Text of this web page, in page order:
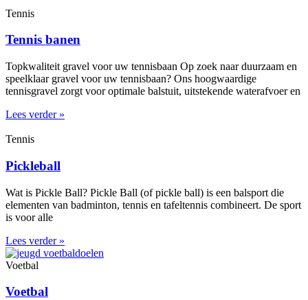
Tennis
Tennis banen
Topkwaliteit gravel voor uw tennisbaan Op zoek naar duurzaam en
speelklaar gravel voor uw tennisbaan? Ons hoogwaardige
tennisgravel zorgt voor optimale balstuit, uitstekende waterafvoer en
Lees verder »
Tennis
Pickleball
Wat is Pickle Ball? Pickle Ball (of pickle ball) is een balsport die
elementen van badminton, tennis en tafeltennis combineert. De sport
is voor alle
Lees verder »
Voetbal
Voetbal